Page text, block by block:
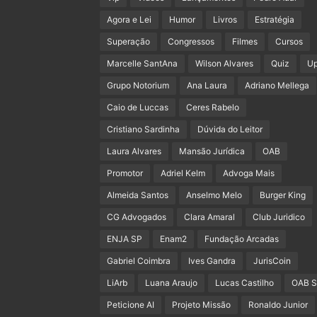
Agora e Lei Humor Livros Estratégia
Superação Congressos Filmes Cursos
Marcelle SantAna Wilson Alvares Quiz
Grupo Notorium Ana Laura Adriano Mellega
Caio de Luccas Ceres Rabelo
Cristiano Sardinha Dúvida do Leitor
Laura Alvares Mansão Jurídica OAB
Promotor Adriel Kelm Advoga Mais
Almeida Santos Anselmo Melo Burger King
CG Advogados Clara Amaral Club Juridico
ENJA SP Enam2 Fundação Arcadas
Gabriel Coimbra Ives Gandra JurisCoin
LiArb Luana Araujo Lucas Castilho OAB
Peticione AI Projeto Missão Ronaldo Junior